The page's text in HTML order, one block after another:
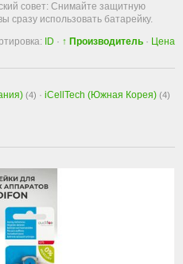
совет: Снимайте защитную
сразу использовать батарейку.
ID · ↑ Производитель · Цена
(4) · iCellTech (Южная Корея) (4)